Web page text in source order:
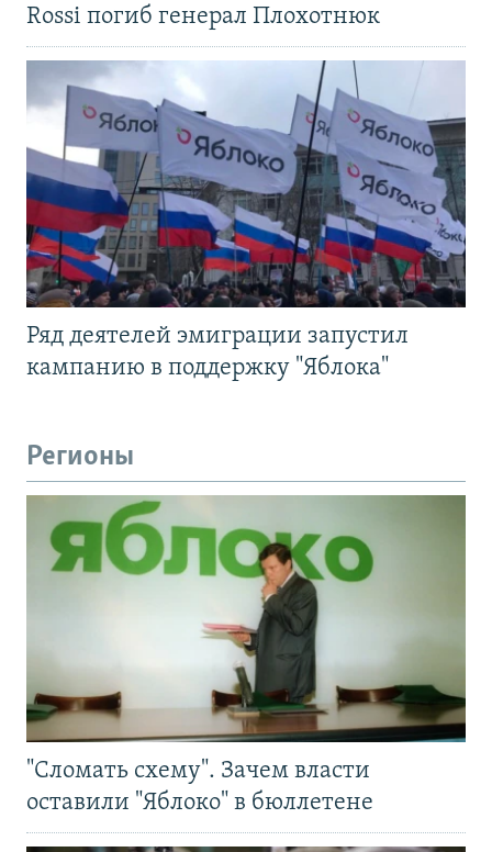
Rossi погиб генерал Плохотнюк
Ряд деятелей эмиграции запустил
кампанию в поддержку "Яблока"
Регионы
"Сломать схему". Зачем власти
оставили "Яблоко" в бюллетене